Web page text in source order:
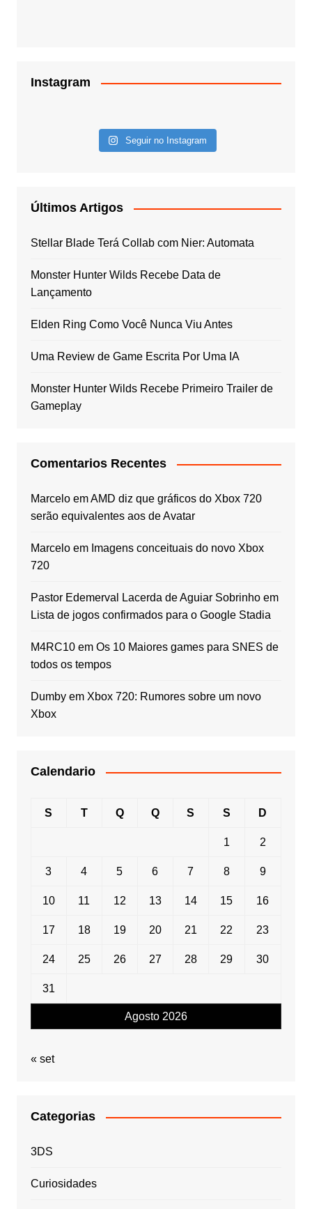
Instagram
Seguir no Instagram
Últimos Artigos
Stellar Blade Terá Collab com Nier: Automata
Monster Hunter Wilds Recebe Data de
Lançamento
Elden Ring Como Você Nunca Viu Antes
Uma Review de Game Escrita Por Uma IA
Monster Hunter Wilds Recebe Primeiro Trailer de
Gameplay
Comentarios Recentes
MarceloemAMD diz que gráficos do Xbox 720
serão equivalentes aos de Avatar
Marceloem Imagens conceituais do novo Xbox
720
Pastor Edemerval Lacerda de Aguiar Sobrinhoem
Lista de jogos confirmados para o Google Stadia
M4RC10em Os 10 Maiores games para SNES de
todos os tempos
Dumbyem Xbox 720: Rumores sobre um novo
Xbox
Calendario
Agosto 2026
S T Q Q S S D
1 2
3 4 5 6 7 8 9
10 11 12 13 14 15 16
17 18 19 20 21 22 23
24 25 26 27 28 29 30
31
« set
Categorias
3DS
Curiosidades